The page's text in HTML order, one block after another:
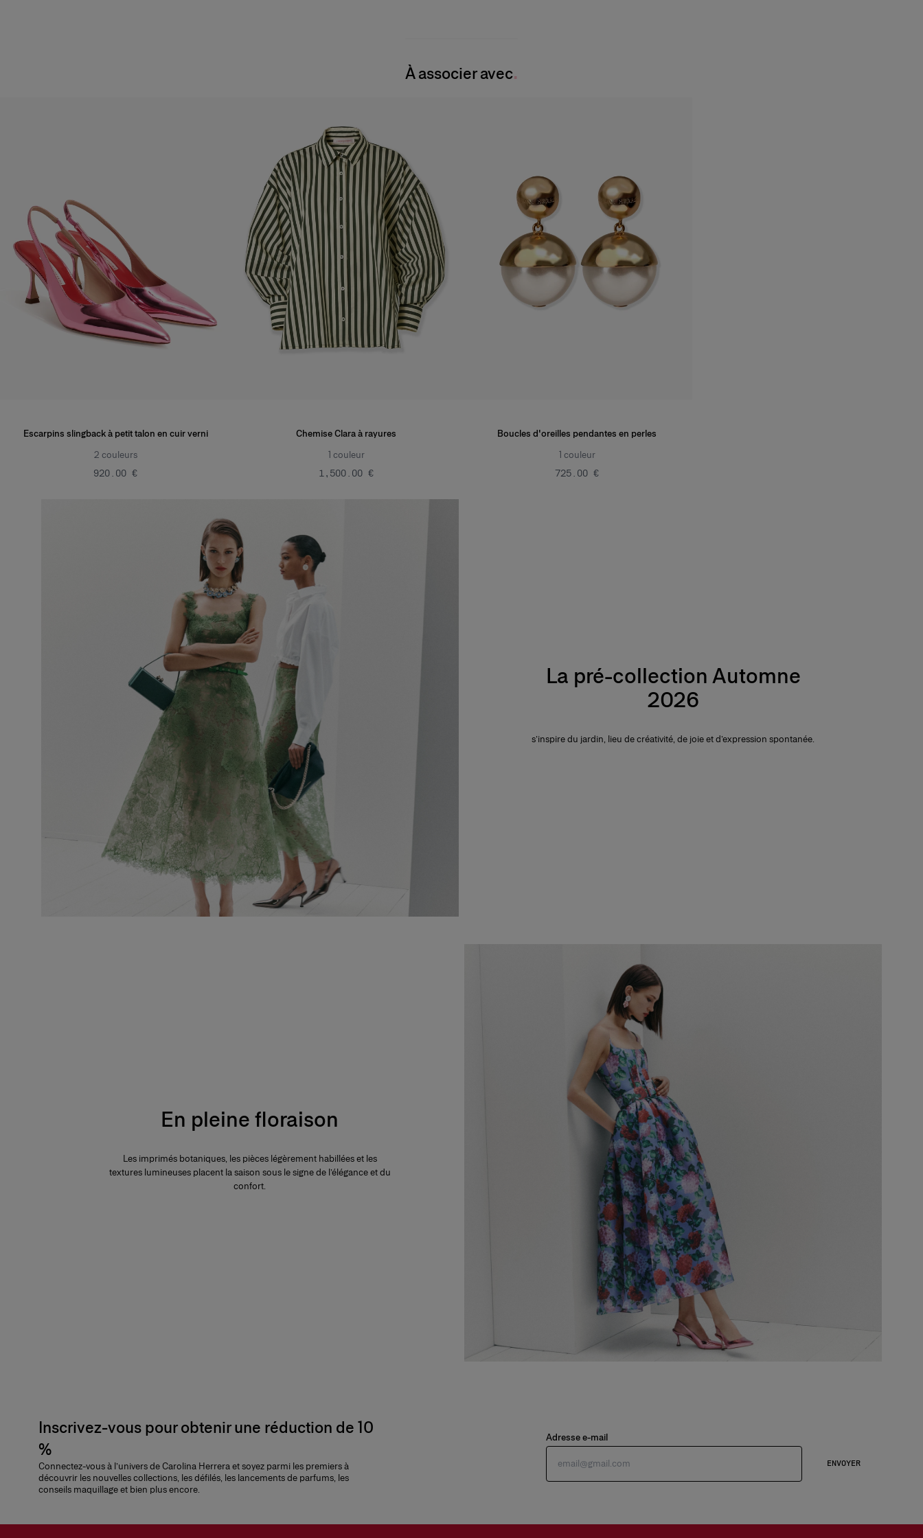
À associer avec
Escarpins slingback à petit talon en cuir verni
2 couleurs
‌920.00 €
Chemise Clara à rayures
1 couleur
‌1,500.00 €
Boucles d'oreilles pendantes en perles
1 couleur
‌725.00 €
La pré-collection Automne
2026
s’inspire du jardin, lieu de créativité, de joie et d’expression spontanée.
En pleine floraison
Les imprimés botaniques, les pièces légèrement habillées et les
textures lumineuses placent la saison sous le signe de l’élégance et du
confort.
Inscrivez-vous pour obtenir une réduction de 10
%
Connectez-vous à l’univers de Carolina Herrera et soyez parmi les premiers à
découvrir les nouvelles collections, les défilés, les lancements de parfums, les
conseils maquillage et bien plus encore.
Adresse e-mail
ENVOYER